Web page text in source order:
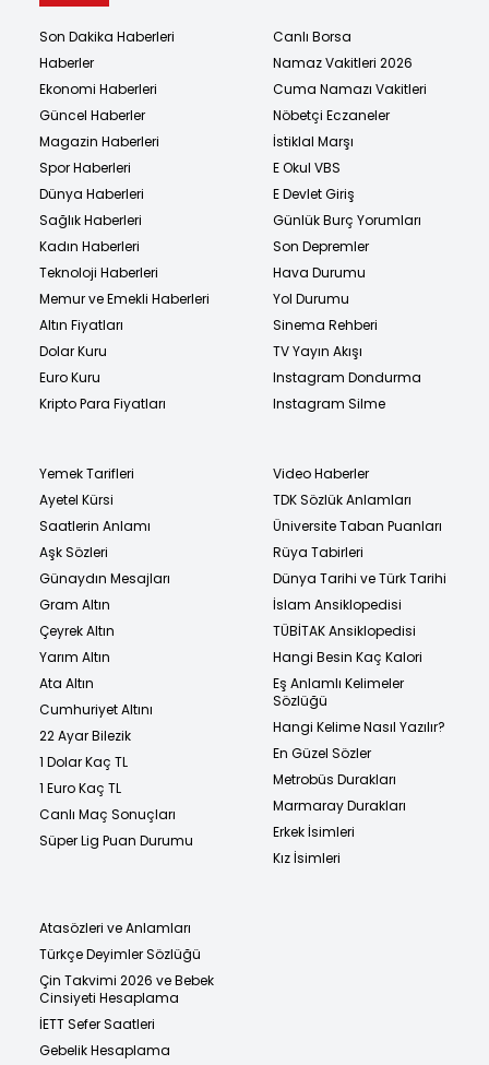
Son Dakika Haberleri
Haberler
Ekonomi Haberleri
Güncel Haberler
Magazin Haberleri
Spor Haberleri
Dünya Haberleri
Sağlık Haberleri
Kadın Haberleri
Teknoloji Haberleri
Memur ve Emekli Haberleri
Altın Fiyatları
Dolar Kuru
Euro Kuru
Kripto Para Fiyatları
Canlı Borsa
Namaz Vakitleri 2026
Cuma Namazı Vakitleri
Nöbetçi Eczaneler
İstiklal Marşı
E Okul VBS
E Devlet Giriş
Günlük Burç Yorumları
Son Depremler
Hava Durumu
Yol Durumu
Sinema Rehberi
TV Yayın Akışı
Instagram Dondurma
Instagram Silme
Yemek Tarifleri
Ayetel Kürsi
Saatlerin Anlamı
Aşk Sözleri
Günaydın Mesajları
Gram Altın
Çeyrek Altın
Yarım Altın
Ata Altın
Cumhuriyet Altını
22 Ayar Bilezik
1 Dolar Kaç TL
1 Euro Kaç TL
Canlı Maç Sonuçları
Süper Lig Puan Durumu
Video Haberler
TDK Sözlük Anlamları
Üniversite Taban Puanları
Rüya Tabirleri
Dünya Tarihi ve Türk Tarihi
İslam Ansiklopedisi
TÜBİTAK Ansiklopedisi
Hangi Besin Kaç Kalori
Eş Anlamlı Kelimeler
Sözlüğü
Hangi Kelime Nasıl Yazılır?
En Güzel Sözler
Metrobüs Durakları
Marmaray Durakları
Erkek İsimleri
Kız İsimleri
Atasözleri ve Anlamları
Türkçe Deyimler Sözlüğü
Çin Takvimi 2026 ve Bebek
Cinsiyeti Hesaplama
İETT Sefer Saatleri
Gebelik Hesaplama